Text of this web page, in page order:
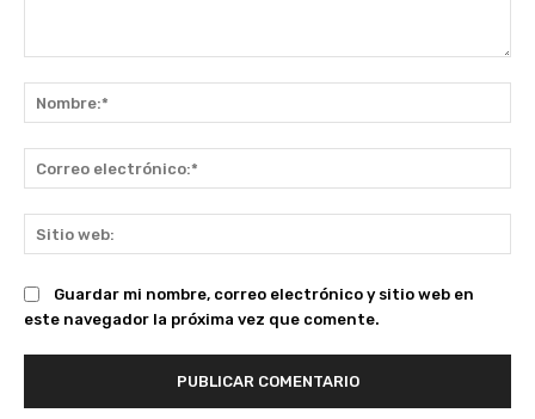
Guardar mi nombre, correo electrónico y sitio web en
este navegador la próxima vez que comente.